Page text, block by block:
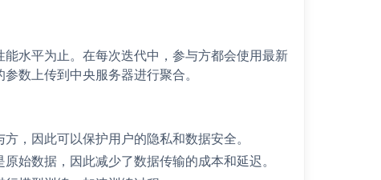
水平为止。在每次迭代中，参与方都会使用最新
数上传到中央服务器进行聚合。
，因此可以保护用户的隐私和数据安全。
始数据，因此减少了数据传输的成本和延迟。